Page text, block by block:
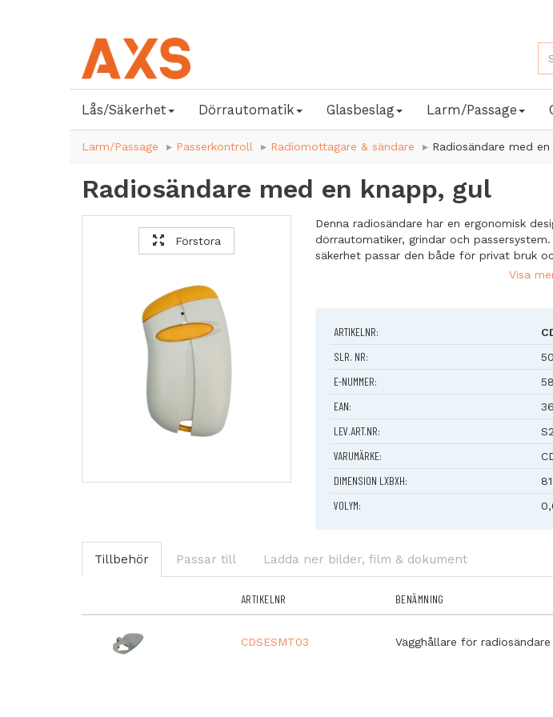
Lås/Säkerhet Dörrautomatik Glasbeslag Larm/Passage
Larm/Passage Passerkontroll Radiomottagare & sändare Radiosändare med en
Radiosändare med en knapp, gul
Förstora
Denna radiosändare har en ergonomisk
dörrautomatiker, grindar och
säkerhet passar den både för privat bruk
genom blinkande ljus.
Hög säkerhet
: Krypterad signal med 64-
Brett användningsområde: Passar både
Praktisk vägghållare
: Säkerställer att
Visa
ARTIKELNR:
SLR. NR:
E-NUMMER:
EAN:
LEV.ART.NR:
VARUMÄRKE:
DIMENSION LXBXH:
VOLYM:
Tillbehör Passar till Ladda ner bilder, film & dokument
ARTIKELNR BENÄMNING
CDSESMT03 Vägghållare för